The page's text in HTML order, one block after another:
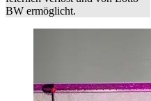
BW ermöglicht.